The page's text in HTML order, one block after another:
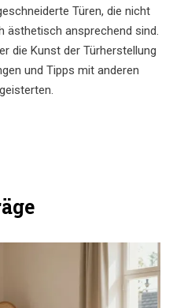
Türen, die nicht
ästhetisch ansprechend sind.
die Kunst der Türherstellung
und Tipps mit anderen